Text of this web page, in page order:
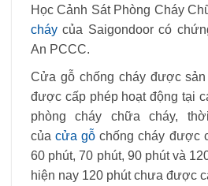
Học Cảnh Sát Phòng Cháy
cháy của Saigondoor có
An PCCC.
Cửa gỗ chống cháy được
được cấp phép hoạt động tại
phòng cháy chữa cháy,
củacửa gỗ chống cháy được
60 phút, 70 phút, 90 phút và
hiện nay 120 phút chưa được